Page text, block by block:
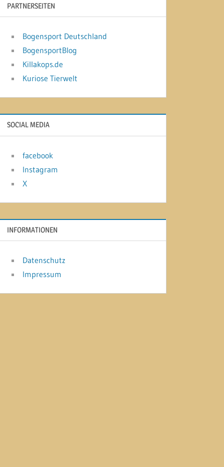
PARTNERSEITEN
Bogensport Deutschland
BogensportBlog
Killakops.de
Kuriose Tierwelt
SOCIAL MEDIA
facebook
Instagram
X
INFORMATIONEN
Datenschutz
Impressum